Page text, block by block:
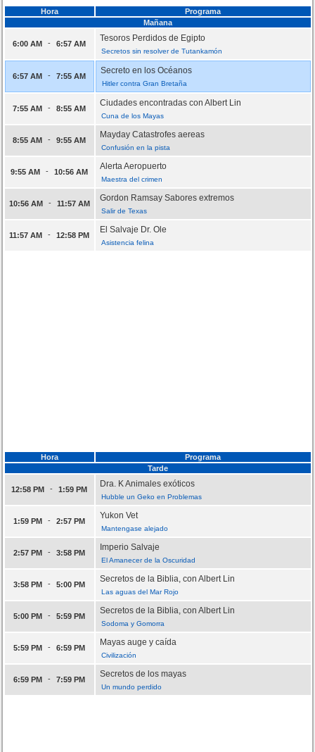
Hora
Programa
Mañana
6:00 AM - 6:57 AM
Tesoros Perdidos de Egipto
Secretos sin resolver de Tutankamón
6:57 AM - 7:55 AM
Secreto en los Océanos
Hitler contra Gran Bretaña
7:55 AM - 8:55 AM
Ciudades encontradas con Albert Lin
Cuna de los Mayas
8:55 AM - 9:55 AM
Mayday Catastrofes aereas
Confusión en la pista
9:55 AM - 10:56 AM
Alerta Aeropuerto
Maestra del crimen
10:56 AM - 11:57 AM
Gordon Ramsay Sabores extremos
Salir de Texas
11:57 AM - 12:58 PM
El Salvaje Dr. Ole
Asistencia felina
Hora
Programa
Tarde
12:58 PM - 1:59 PM
Dra. K Animales exóticos
Hubble un Geko en Problemas
1:59 PM - 2:57 PM
Yukon Vet
Mantengase alejado
2:57 PM - 3:58 PM
Imperio Salvaje
El Amanecer de la Oscuridad
3:58 PM - 5:00 PM
Secretos de la Biblia, con Albert Lin
Las aguas del Mar Rojo
5:00 PM - 5:59 PM
Secretos de la Biblia, con Albert Lin
Sodoma y Gomorra
5:59 PM - 6:59 PM
Mayas auge y caída
Civilización
6:59 PM - 7:59 PM
Secretos de los mayas
Un mundo perdido